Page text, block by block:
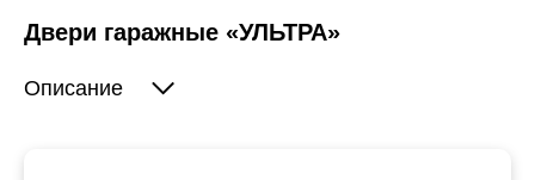
Двери гаражные «УЛЬТРА»
Описание